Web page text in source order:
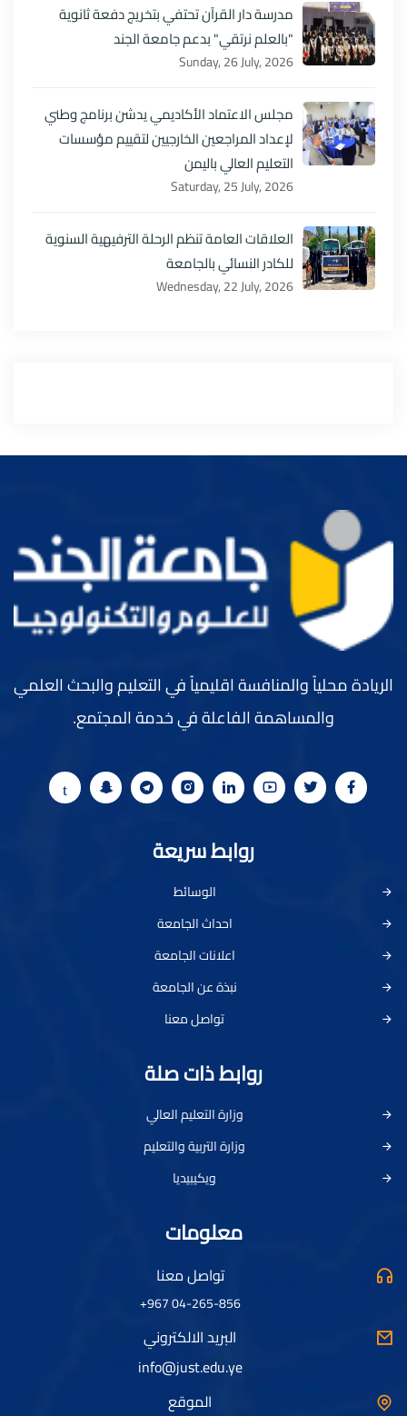
مدرسة دار القرآن تحتفي بتخريج دفعة ثانوية
"بالعلم نرتقي" بدعم جامعة الجند
Sunday, 26 July, 2026
مجلس الاعتماد الأكاديمي يدشن برنامج وطني
لإعداد المراجعين الخارجيين لتقييم مؤسسات
التعليم العالي باليمن
Saturday, 25 July, 2026
العلاقات العامة تنظم الرحلة الترفيهية السنوية
للكادر النسائي بالجامعة
Wednesday, 22 July, 2026
الريادة محلياً والمنافسة اقليمياً في التعليم والبحث العلمي
والمساهمة الفاعلة في خدمة المجتمع.
روابط سريعة
الوسائط
احداث الجامعة
اعلانات الجامعة
نبذة عن الجامعة
تواصل معنا
روابط ذات صلة
وزارة التعليم العالي
وزارة التربية والتعليم
ويكيبيديا
معلومات
تواصل معنا
04-265-856 967+
البريد الالكتروني
info@just.edu.ye
الموقع